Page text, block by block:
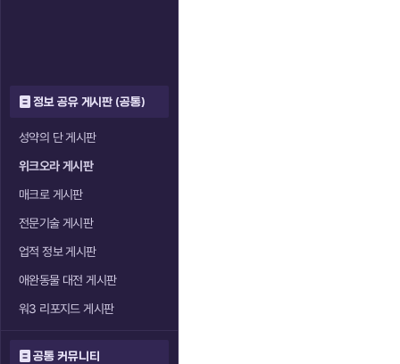
정보 공유 게시판 (공통)
성약의 단 게시판
위크오라 게시판
매크로 게시판
전문기술 게시판
업적 정보 게시판
애완동물 대전 게시판
워3 리포지드 게시판
공통 커뮤니티